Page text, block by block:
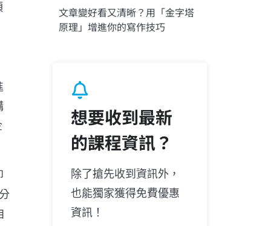
文章變好看又清晰？用「金字塔
原理」增進你的寫作技巧
想要收到最新
的課程資訊？
除了搶先收到資訊外，
也能獨家獲得免費優惠
資訊！